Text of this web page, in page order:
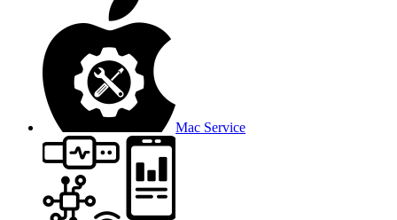
Mac Service